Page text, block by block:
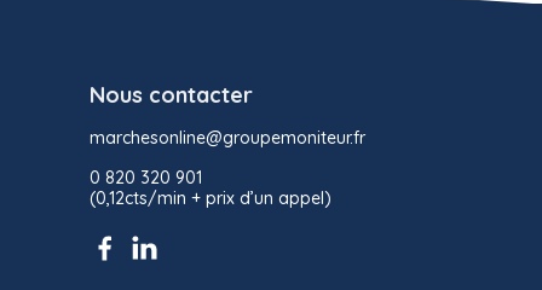
Nous contacter
marchesonline@groupemoniteur.fr
0 820 320 901
(0,12cts/min + prix d’un appel)